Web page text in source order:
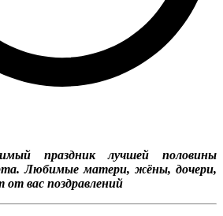
праздник лучшей половины
Любимые матери, жёны, дочери,
вас поздравлений